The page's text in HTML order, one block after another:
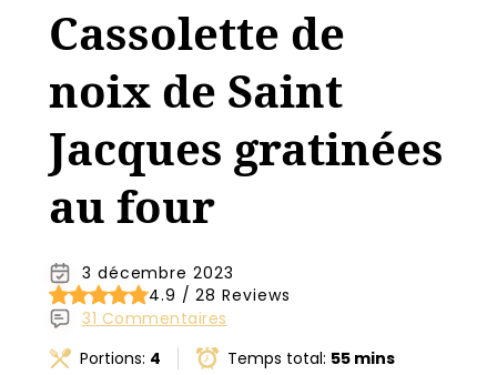
Cassolette de
noix de Saint
Jacques gratinées
au four
3 décembre 2023
4.9 / 28 Reviews
31 Commentaires
Portions: 4 Temps total: 55 mins